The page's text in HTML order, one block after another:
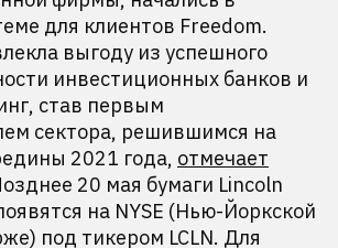
для клиентов Freedom.
выгоду из успешного
инвестиционных банков и
став первым
сектора, решившимся на
2021 года, отмечает
20 мая бумаги Lincoln
на NYSE (Нью-Йоркской
под тикером LCLN. Для